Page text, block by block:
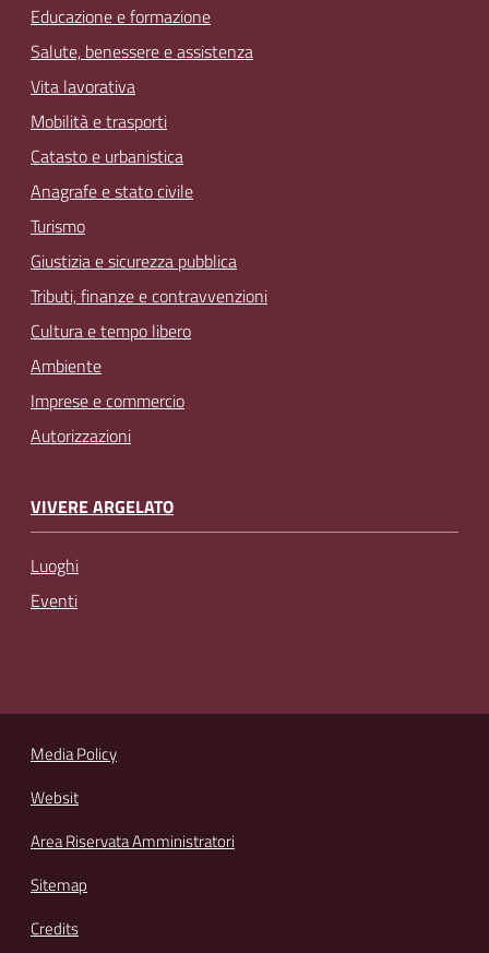
Educazione e formazione
Salute, benessere e assistenza
Vita lavorativa
Mobilità e trasporti
Catasto e urbanistica
Anagrafe e stato civile
Turismo
Giustizia e sicurezza pubblica
Tributi, finanze e contravvenzioni
Cultura e tempo libero
Ambiente
Imprese e commercio
Autorizzazioni
VIVERE ARGELATO
Luoghi
Eventi
Media Policy
Websit
Area Riservata Amministratori
Sitemap
Credits